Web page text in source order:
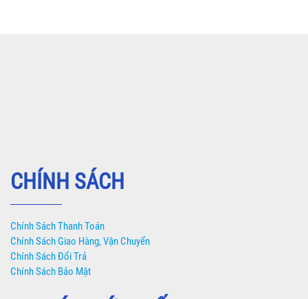
CHÍNH SÁCH
Chính Sách Thanh Toán
Chính Sách Giao Hàng, Vận Chuyển
Chính Sách Đổi Trả
Chính Sách Bảo Mật